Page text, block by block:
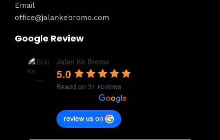
Email
office@jalankebromo.com
Google Review
Jalan Ke Bromo
5.0
Based on 31 reviews
review us on